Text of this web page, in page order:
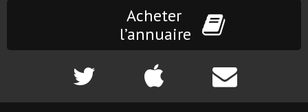
Acheter
l’annuaire